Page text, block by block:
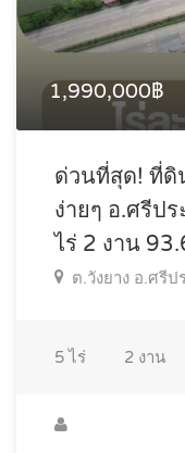
1,990,000฿
ด่วนที่สุด! ที่ดิ
ง่ายๆ อ.ศรีป
ไร่ 2 งาน
ต.วังยาง อ.ศรี
5ไร่ 2 งาน